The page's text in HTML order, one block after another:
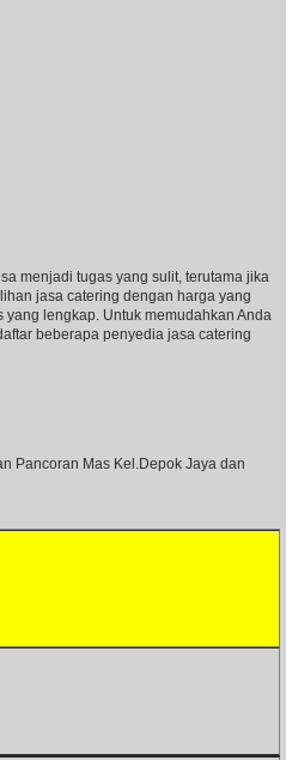
menjadi tugas yang sulit, terutama jika
jasa catering dengan harga yang
lengkap. Untuk memudahkan Anda
beberapa penyedia jasa catering
Pancoran Mas Kel.Depok Jaya dan